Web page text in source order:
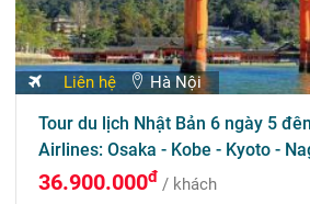
Liên hệ Hà Nội
Tour du lịch Nhật Bản 6 ngày 5
Airlines: Osaka - Kobe - Kyoto -
Phú Sỹ - Tokyo
36.900.000đ / khách